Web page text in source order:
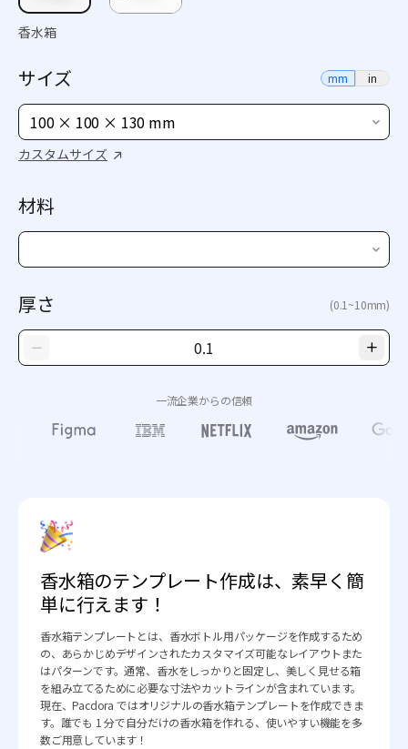
香水箱
サイズ mm in
100 × 100 × 130 mm
カスタムサイズ
材料
厚さ (0.1~10mm)
一流企業からの信頼
香水箱のテンプレート作成は、素早く簡
単に行えます！
香水箱テンプレートとは、香水ボトル用パッケージを作成するため
の、あらかじめデザインされたカスタマイズ可能なレイアウトまた
はパターンです。通常、香水をしっかりと固定し、美しく見せる箱
を組み立てるために必要な寸法やカットラインが含まれています。
現在、Pacdora ではオリジナルの香水箱テンプレートを作成できま
す。誰でも 1 分で自分だけの香水箱を作れる、使いやすい機能を多
数ご用意しています！